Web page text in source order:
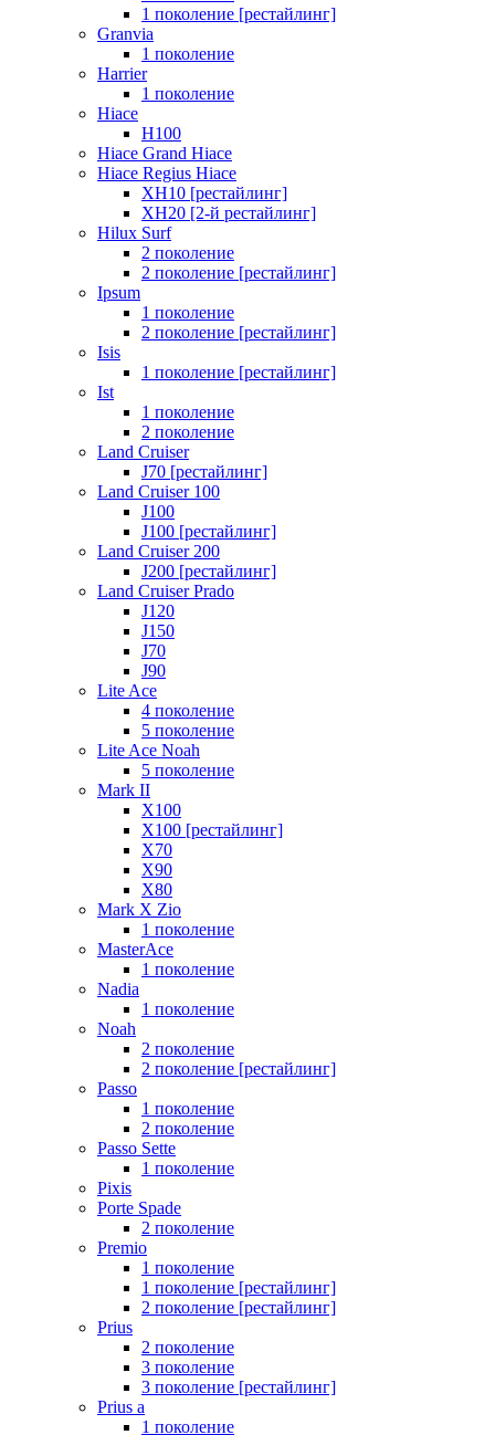
1 поколение [рестайлинг]
Granvia
1 поколение
Harrier
1 поколение
Hiace
H100
Hiace Grand Hiace
Hiace Regius Hiace
XH10 [рестайлинг]
XH20 [2-й рестайлинг]
Hilux Surf
2 поколение
2 поколение [рестайлинг]
Ipsum
1 поколение
2 поколение [рестайлинг]
Isis
1 поколение [рестайлинг]
Ist
1 поколение
2 поколение
Land Cruiser
J70 [рестайлинг]
Land Cruiser 100
J100
J100 [рестайлинг]
Land Cruiser 200
J200 [рестайлинг]
Land Cruiser Prado
J120
J150
J70
J90
Lite Ace
4 поколение
5 поколение
Lite Ace Noah
5 поколение
Mark II
X100
X100 [рестайлинг]
X70
X90
Х80
Mark X Zio
1 поколение
MasterAce
1 поколение
Nadia
1 поколение
Noah
2 поколение
2 поколение [рестайлинг]
Passo
1 поколение
2 поколение
Passo Sette
1 поколение
Pixis
Porte Spade
2 поколение
Premio
1 поколение
1 поколение [рестайлинг]
2 поколение [рестайлинг]
Prius
2 поколение
3 поколение
3 поколение [рестайлинг]
Prius a
1 поколение